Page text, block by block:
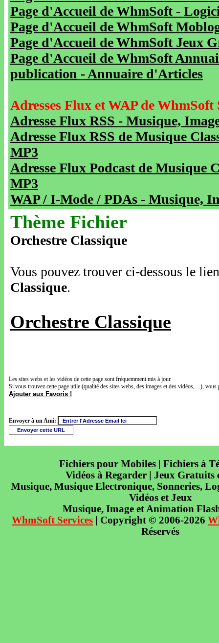
Page d'Accueil de WhmSoft -
Page d'Accueil de WhmSoft
Page d'Accueil de WhmSoft Jeux
Page d'Accueil de WhmSoft
publication - Annuaire d'Articles
Adresses Flux et WAP de WhmSoft
Adresse Flux RSS - Musique,
Adresse Flux RSS de Musique
MP3
Adresse Flux Podcast de Musique
MP3
WAP / I-Mode / PDAs - Musique,
Thème Fichier
Orchestre Classique
Vous pouvez trouver ci-dessous le
Classique.
Orchestre Classique
Les sites webs et les vidéos de cette page sont fréquemment mis à jour.
Si vous trouvez cette page utile (qualité des sites webs, des images et des vidéos, ...),
Ajouter aux Favoris !
Envoyer à un Ami:
Fichiers pour Mobiles | Fichiers à
Vidéos à Regarder | Jeux Gratuits
Musique, Musique Electronique, Sonneries,
Vidéos et Jeux
Musique, Image et Animation
WhmSoft Services | Copyright © 2006-2026
Réservés